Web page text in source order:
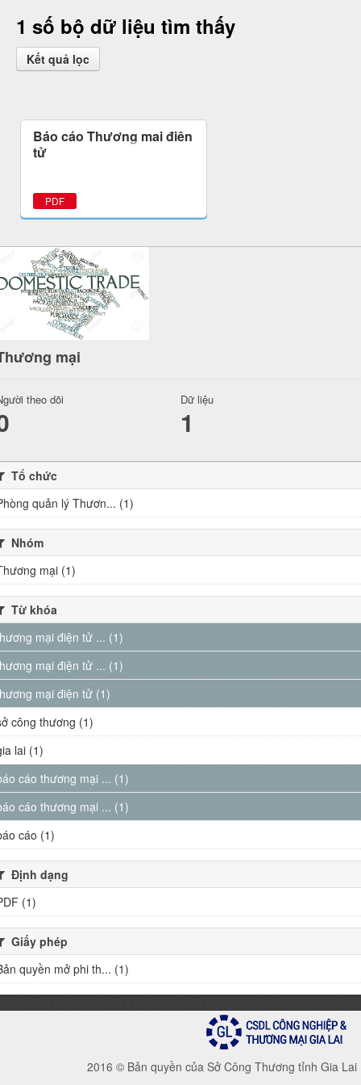
1 số bộ dữ liệu tìm thấy
Kết quả lọc
Báo cáo Thương mại điện
tử
PDF
mại
theo dõi Dữ liệu
1
Tổ chức
quản lý Thươn... (1)
Nhóm
mại (1)
Từ khóa
mại điện tử ... (1)
mại điện tử ... (1)
mại điện tử (1)
công thương (1)
lai (1)
cáo thương mại ... (1)
cáo thương mại ... (1)
cáo (1)
Định dạng
(1)
Giấy phép
quyền mở phi th... (1)
2016 © Bản quyền của Sở Công Thương tỉnh Gia Lai